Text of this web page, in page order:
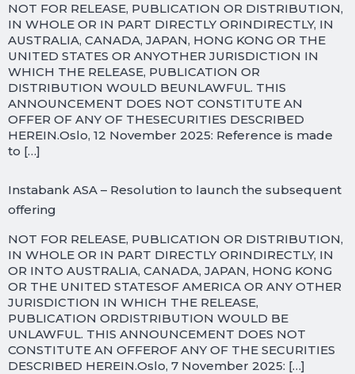
NOT FOR RELEASE, PUBLICATION OR DISTRIBUTION,
IN WHOLE OR IN PART DIRECTLY ORINDIRECTLY, IN
AUSTRALIA, CANADA, JAPAN, HONG KONG OR THE
UNITED STATES OR ANYOTHER JURISDICTION IN
WHICH THE RELEASE, PUBLICATION OR
DISTRIBUTION WOULD BEUNLAWFUL. THIS
ANNOUNCEMENT DOES NOT CONSTITUTE AN
OFFER OF ANY OF THESECURITIES DESCRIBED
HEREIN.Oslo, 12 November 2025: Reference is made
to […]
Instabank ASA – Resolution to launch the subsequent
offering
NOT FOR RELEASE, PUBLICATION OR DISTRIBUTION,
IN WHOLE OR IN PART DIRECTLY ORINDIRECTLY, IN
OR INTO AUSTRALIA, CANADA, JAPAN, HONG KONG
OR THE UNITED STATESOF AMERICA OR ANY OTHER
JURISDICTION IN WHICH THE RELEASE,
PUBLICATION ORDISTRIBUTION WOULD BE
UNLAWFUL. THIS ANNOUNCEMENT DOES NOT
CONSTITUTE AN OFFEROF ANY OF THE SECURITIES
DESCRIBED HEREIN.Oslo, 7 November 2025: […]